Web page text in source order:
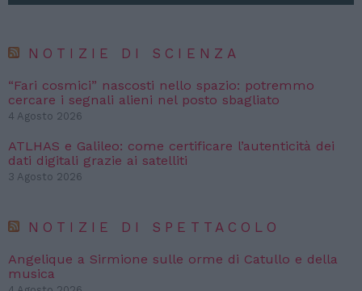
NOTIZIE DI SCIENZA
“Fari cosmici” nascosti nello spazio: potremmo
cercare i segnali alieni nel posto sbagliato
4 Agosto 2026
ATLHAS e Galileo: come certificare l’autenticità dei
dati digitali grazie ai satelliti
3 Agosto 2026
NOTIZIE DI SPETTACOLO
Angelique a Sirmione sulle orme di Catullo e della
musica